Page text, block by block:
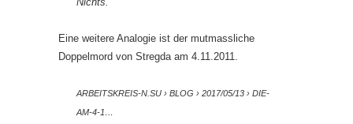
Eine weitere Analogie ist der mutmassliche
Doppelmord von Stregda am 4.11.2011.
ARBEITSKREIS-N.SU › BLOG › 2017/05/13 › DIE-
AM-4-1…